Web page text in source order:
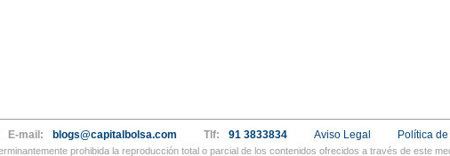
E-mail: blogs@capitalbolsa.com Tlf: 91 3833834 Aviso Legal Política
prohibida la reproducción total o parcial de los contenidos ofrecidos a través de este